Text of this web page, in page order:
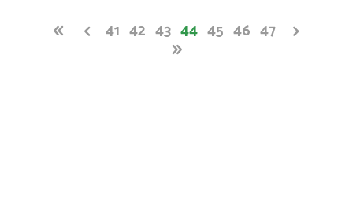
41 42 43 44 45 46 47